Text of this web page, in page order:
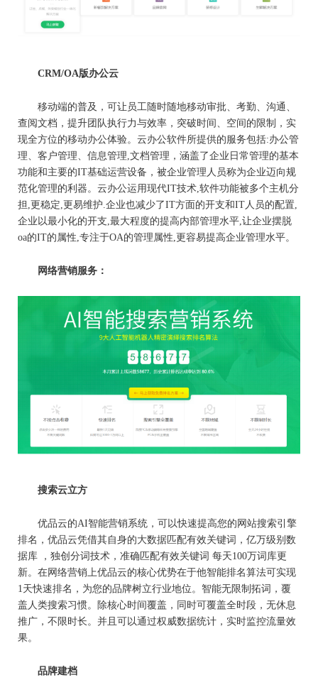
CRM/OA版办公云
移动端的普及，可让员工随时随地移动审批、考勤、沟通、
查阅文档，提升团队执行力与效率，突破时间、空间的限制，实
现全方位的移动办公体验。云办公软件所提供的服务包括:办公管
理、客户管理、信息管理,文档管理，涵盖了企业日常管理的基本
功能和主要的IT基础运营设备，被企业管理人员称为企业迈向规
范化管理的利器。云办公运用现代IT技术,软件功能被多个主机分
担,更稳定,更易维护.企业也减少了IT方面的开支和IT人员的配置,
企业以最小化的开支,最大程度的提高内部管理水平,让企业摆脱
oa的IT的属性,专注于OA的管理属性,更容易提高企业管理水平。
网络营销服务：
搜索云立方
优品云的AI智能营销系统，可以快速提高您的网站搜索引擎
排名，优品云凭借其自身的大数据匹配有效关键词，亿万级别数
据库 ，独创分词技术，准确匹配有效关键词 每天100万词库更
新。在网络营销上优品云的核心优势在于他智能排名算法可实现
1天快速排名，为您的品牌树立行业地位。智能无限制拓词，覆
盖人类搜索习惯。除核心时间覆盖，同时可覆盖全时段，无休息
推广，不限时长。并且可以通过权威数据统计，实时监控流量效
果。
品牌建档